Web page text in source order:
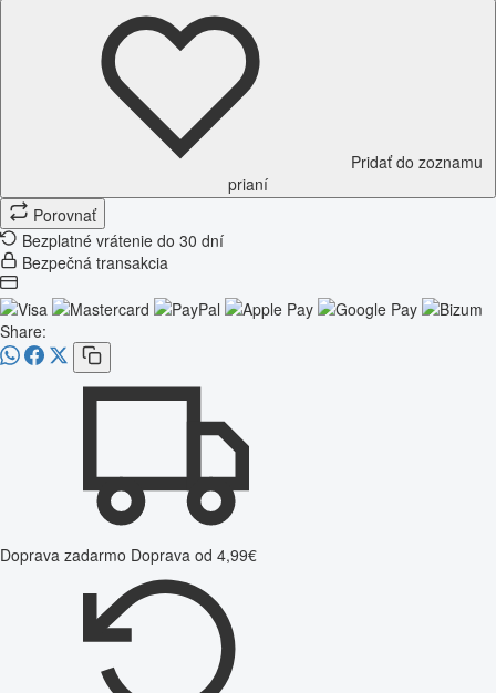
Pridať do zoznamu
prianí
Porovnať
Bezplatné vrátenie do 30 dní
Bezpečná transakcia
Share:
Doprava zadarmo Doprava od 4,99€